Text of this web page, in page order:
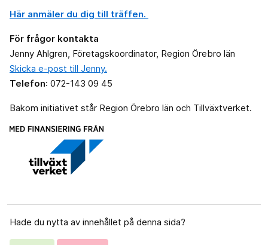
Här anmäler du dig till träffen.
För frågor kontakta
Jenny Ahlgren, Företagskoordinator, Region Örebro län
Skicka e-post till Jenny.
Telefon: 072-143 09 45
Bakom initiativet står Region Örebro län och Tillväxtverket.
Hade du nytta av innehållet på denna sida?